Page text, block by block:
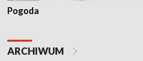
Pogoda
ARCHIWUM